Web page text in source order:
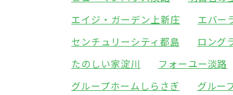
エイジ・ガーデン上新庄
エバー
センチュリーシティ都島
ロング
たのしい家淀川
フォーユー淡路
グループホームしらさぎ
グルー